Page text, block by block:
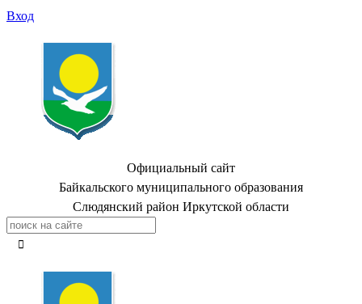
Вход
Официальный сайт
Байкальского муниципального образования
Слюдянский район Иркутской области